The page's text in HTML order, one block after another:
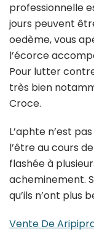
professionnelle
jours peuvent
oedème, vous
l’écorce
Pour lutter
très bien
Croce.
L’aphte n’est
l’être au cours
flashée à
acheminement.
qu’ils n’ont plus
Vente De